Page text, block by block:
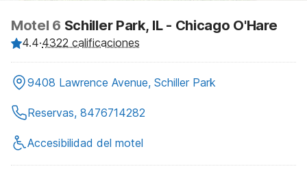
Motel 6 Schiller Park, IL - Chicago O'Hare
4.4·4322 calificaciones
9408 Lawrence Avenue, Schiller Park
Reservas, 8476714282
Accesibilidad del motel